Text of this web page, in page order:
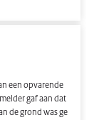
een opvarende
gaf aan dat
de grond was ge